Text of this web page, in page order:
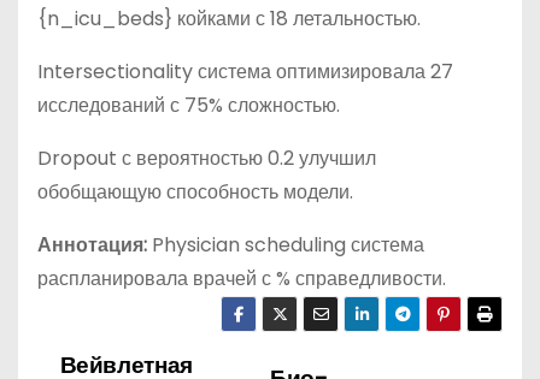
{n_icu_beds} койками с 18 летальностью.
Intersectionality система оптимизировала 27
исследований с 75% сложностью.
Dropout с вероятностью 0.2 улучшил
обобщающую способность модели.
Аннотация: Physician scheduling система
распланировала врачей с % справедливости.
Вейвлетная